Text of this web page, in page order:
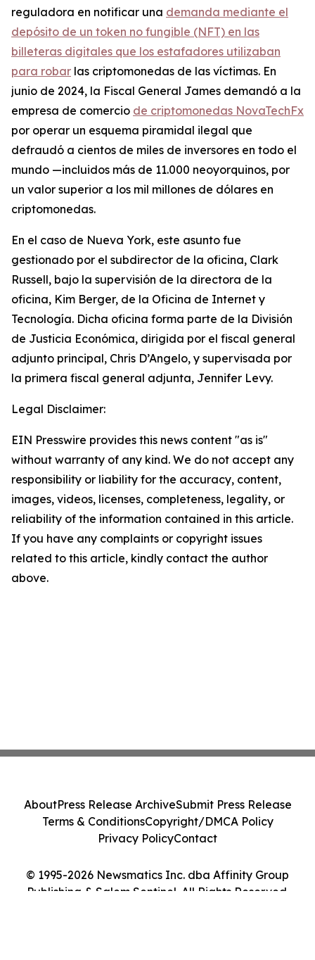
reguladora en notificar una demanda mediante el
depósito de un token no fungible (NFT) en las
billeteras digitales que los estafadores utilizaban
para robar las criptomonedas de las víctimas. En
junio de 2024, la Fiscal General James demandó a la
empresa de comercio de criptomonedas NovaTechFx
por operar un esquema piramidal ilegal que
defraudó a cientos de miles de inversores en todo el
mundo —incluidos más de 11.000 neoyorquinos, por
un valor superior a los mil millones de dólares en
criptomonedas.
En el caso de Nueva York, este asunto fue
gestionado por el subdirector de la oficina, Clark
Russell, bajo la supervisión de la directora de la
oficina, Kim Berger, de la Oficina de Internet y
Tecnología. Dicha oficina forma parte de la División
de Justicia Económica, dirigida por el fiscal general
adjunto principal, Chris D’Angelo, y supervisada por
la primera fiscal general adjunta, Jennifer Levy.
Legal Disclaimer:
EIN Presswire provides this news content "as is"
without warranty of any kind. We do not accept any
responsibility or liability for the accuracy, content,
images, videos, licenses, completeness, legality, or
reliability of the information contained in this article.
If you have any complaints or copyright issues
related to this article, kindly contact the author
above.
© 1995-2026 Newsmatics Inc. dba Affinity Group
Publishing & Salem Sentinel. All Rights Reserved.
AboutPress Release ArchiveSubmit Press Release
Terms & ConditionsCopyright/DMCA Policy
Privacy PolicyContact